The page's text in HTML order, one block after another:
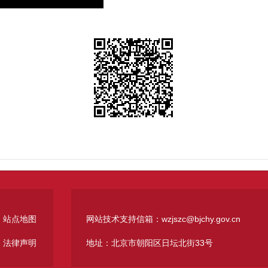
站点地图
法律声明
网站技术支持信箱：wzjszc@bjchy.gov.cn
地址：北京市朝阳区日坛北街33号